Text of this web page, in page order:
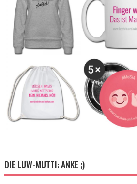
DIE LUW-MUTTI: ANKE ;)